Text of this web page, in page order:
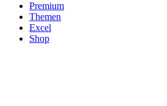
Premium
Themen
Excel
Shop